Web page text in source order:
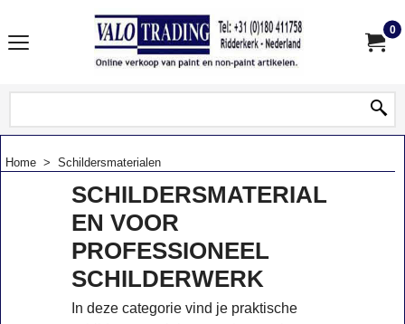
0
Home > Schildersmaterialen
SCHILDERSMATERIAL
EN VOOR
PROFESSIONEEL
SCHILDERWERK
In deze categorie vind je praktische